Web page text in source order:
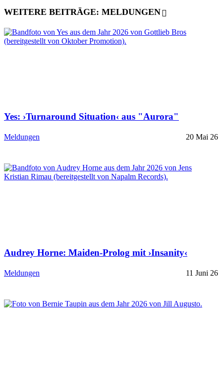
WEITERE BEITRÄGE: MELDUNGEN
Yes: ›Turnaround Situation‹ aus "Aurora"
Meldungen 20 Mai 26
Audrey Horne: Maiden-Prolog mit ›Insanity‹
Meldungen 11 Juni 26